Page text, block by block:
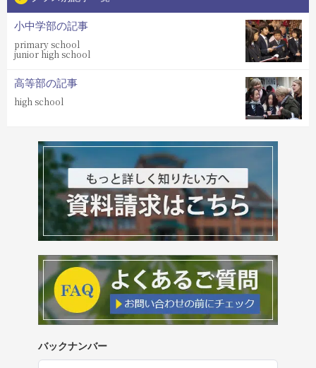
小中学部の記事
primary school
junior high school
高等部の記事
high school
バックナンバー